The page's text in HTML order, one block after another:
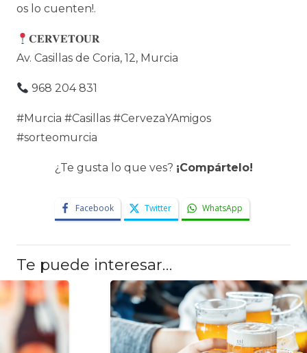
os lo cuenten!.
𝐂𝐄𝐑𝐕𝐄𝐓𝐎𝐔𝐑
Av. Casillas de Coria, 12, Murcia
968 204 831
#Murcia #Casillas #CervezaYAmigos
#sorteomurcia
¿Te gusta lo que ves? ¡Compártelo!
Facebook Twitter WhatsApp
Te puede interesar…